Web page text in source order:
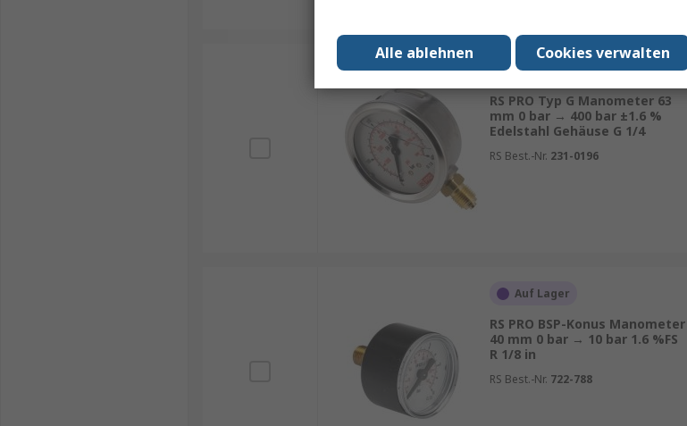
Auf Lager
RS PRO Typ G Manometer 63
mm 0 bar → 400 bar ±1.6 %
Edelstahl Gehäuse G 1/4
RS Best.-Nr. 231-0196
Auf Lager
RS PRO BSP-Konus Manometer
40 mm 0 bar → 10 bar 1.6 %FS
R 1/8 in
RS Best.-Nr. 722-788
Cookies verwalten
Alle ablehnen